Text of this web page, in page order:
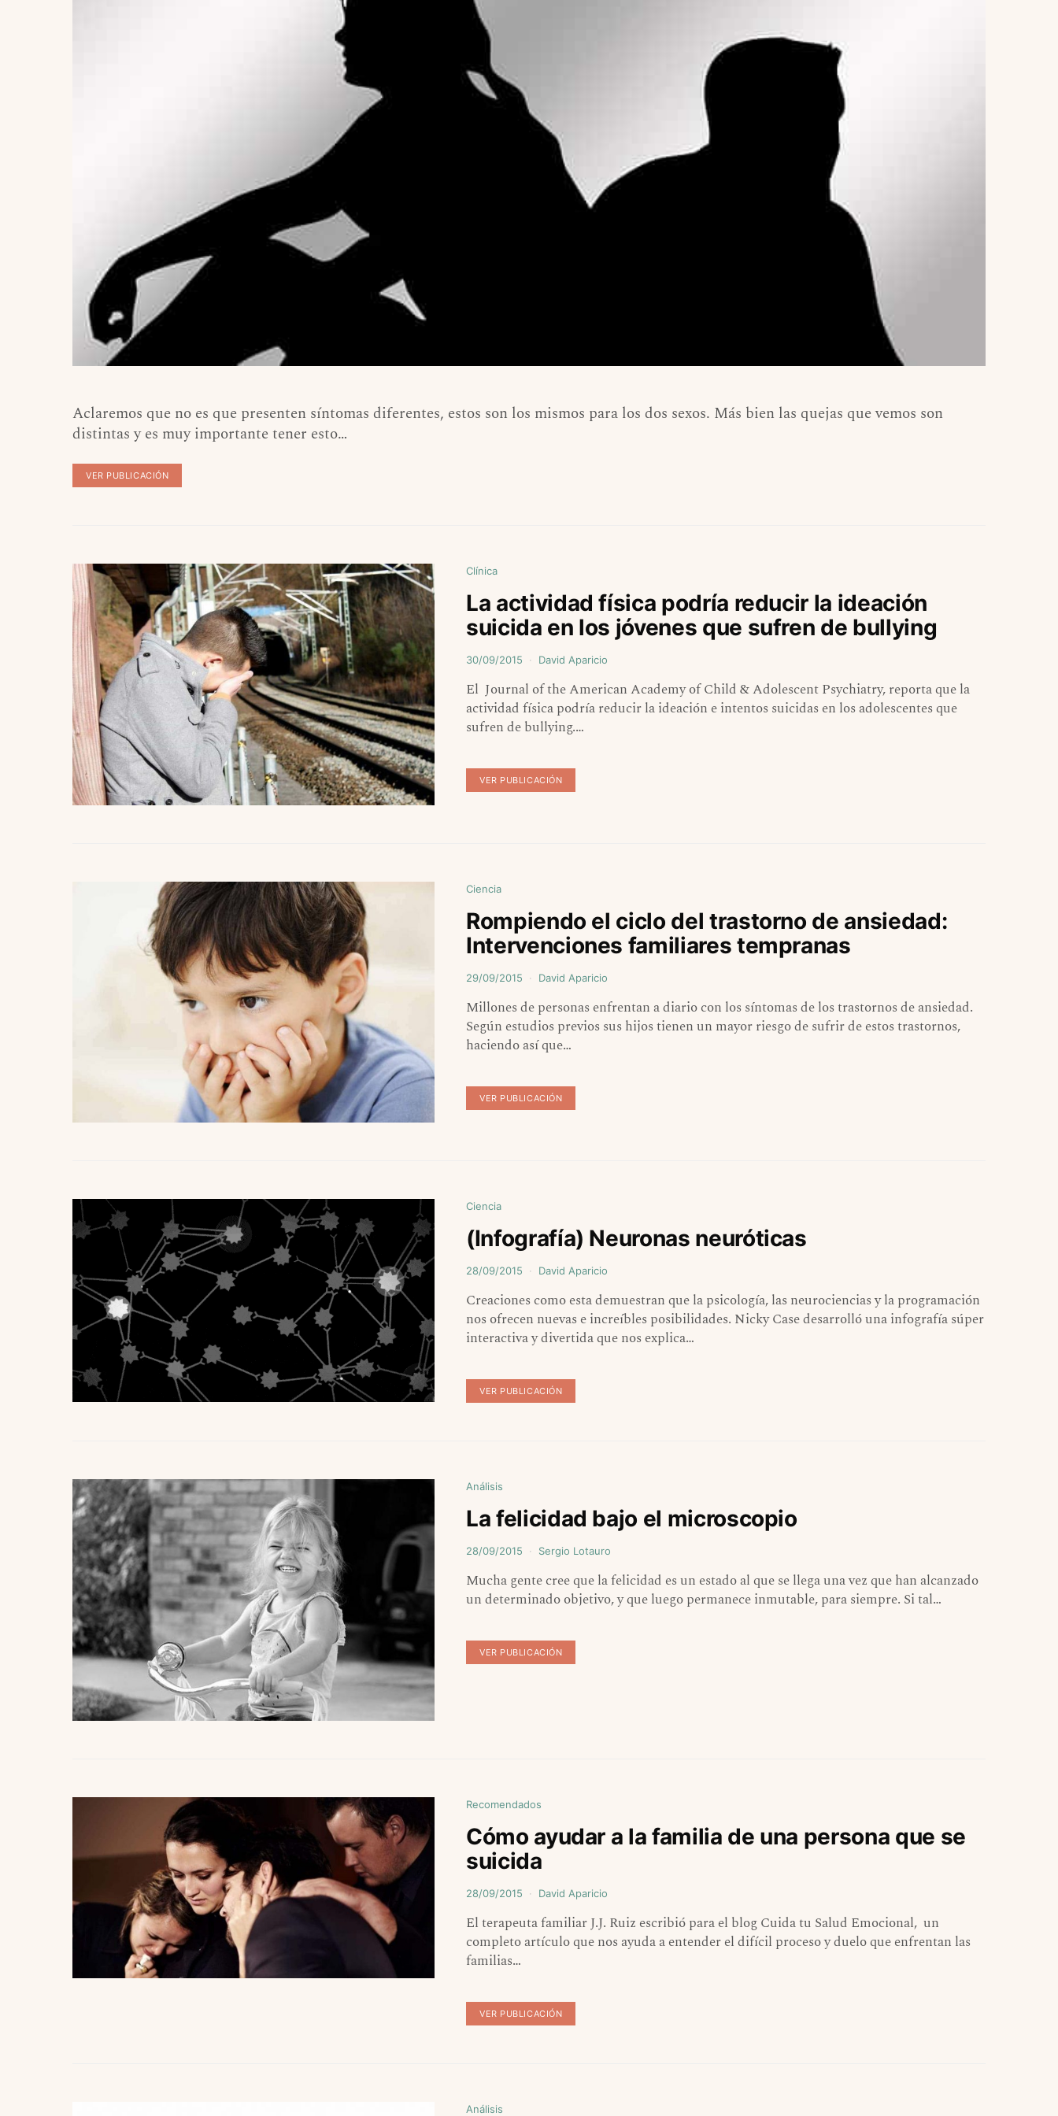
Aclaremos que no es que presenten síntomas diferentes, estos son los mismos para los dos sexos. Más bien las quejas que vemos son
distintas y es muy importante tener esto…
VER PUBLICACIÓN
Clínica
La actividad física podría reducir la ideación
suicida en los jóvenes que sufren de bullying
30/09/2015 David Aparicio
El Journal of the American Academy of Child & Adolescent Psychiatry, reporta que la
actividad física podría reducir la ideación e intentos suicidas en los adolescentes que
sufren de bullying.…
VER PUBLICACIÓN
Ciencia
Rompiendo el ciclo del trastorno de ansiedad:
Intervenciones familiares tempranas
29/09/2015 David Aparicio
Millones de personas enfrentan a diario con los síntomas de los trastornos de ansiedad.
Según estudios previos sus hijos tienen un mayor riesgo de sufrir de estos trastornos,
haciendo así que…
VER PUBLICACIÓN
Ciencia
(Infografía) Neuronas neuróticas
28/09/2015 David Aparicio
Creaciones como esta demuestran que la psicología, las neurociencias y la programación
nos ofrecen nuevas e increíbles posibilidades. Nicky Case desarrolló una infografía súper
interactiva y divertida que nos explica…
VER PUBLICACIÓN
Análisis
La felicidad bajo el microscopio
28/09/2015 Sergio Lotauro
Mucha gente cree que la felicidad es un estado al que se llega una vez que han alcanzado
un determinado objetivo, y que luego permanece inmutable, para siempre. Si tal…
VER PUBLICACIÓN
Recomendados
Cómo ayudar a la familia de una persona que se
suicida
28/09/2015 David Aparicio
El terapeuta familiar J.J. Ruiz escribió para el blog Cuida tu Salud Emocional, un
completo artículo que nos ayuda a entender el difícil proceso y duelo que enfrentan las
familias…
VER PUBLICACIÓN
Análisis